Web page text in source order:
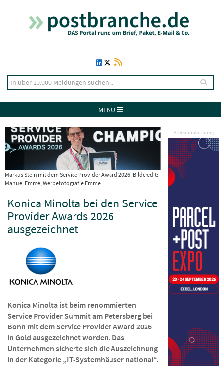
MENU
Premiumwerbung
Markus Stein mit dem Service Provider Award 2026. Bildcredit:
Manuel Emme, Werbefotografie Emme
Konica Minolta bei den Service
Provider Awards 2026
ausgezeichnet
Konica Minolta ist beim renommierten
Service Provider Summit am Petersberg bei
Bonn mit dem Service Provider Award 2026
in Gold ausgezeichnet worden. Das
Unternehmen sicherte sich die Auszeichnung
in der Kategorie „IT-Systemhäuser national“.